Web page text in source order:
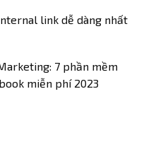
link dễ dàng nhất
7 phần mềm
miễn phí 2023